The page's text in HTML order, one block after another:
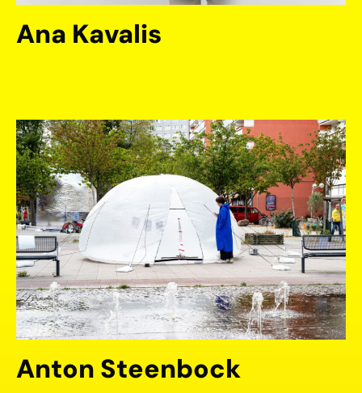
Ana Kavalis
Anton Steenbock